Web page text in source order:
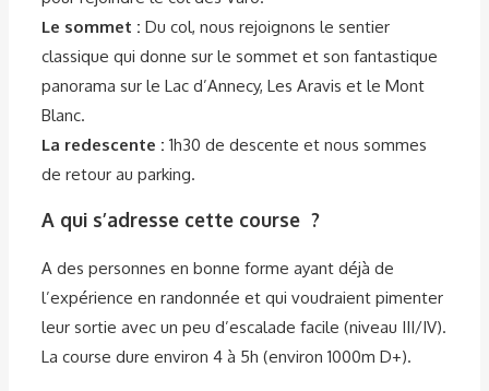
Le sommet : Du col, nous rejoignons le sentier
classique qui donne sur le sommet et son fantastique
panorama sur le Lac d’Annecy, Les Aravis et le Mont
Blanc.
La redescente : 1h30 de descente et nous sommes
de retour au parking.
A qui s’adresse cette course ?
A des personnes en bonne forme ayant déjà de
l’expérience en randonnée et qui voudraient pimenter
leur sortie avec un peu d’escalade facile (niveau III/IV).
La course dure environ 4 à 5h (environ 1000m D+).